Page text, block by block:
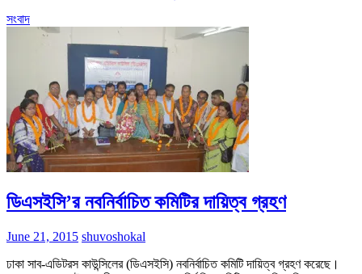
সংবাদ
ডিএসইসি’র নবনির্বাচিত কমিটির দায়িত্ব গ্রহণ
June 21, 2015 shuvoshokal
ঢাকা সাব-এডিটরস কাউন্সিলের (ডিএসইসি) নবনির্বাচিত কমিটি দায়িত্ব গ্রহণ করেছে।